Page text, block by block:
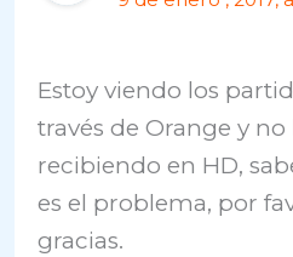
Estoy viendo los
través de Orange y no
recibiendo en HD,
es el problema, por
gracias.